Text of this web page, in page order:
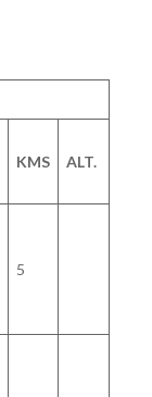
KMS ALT.
5